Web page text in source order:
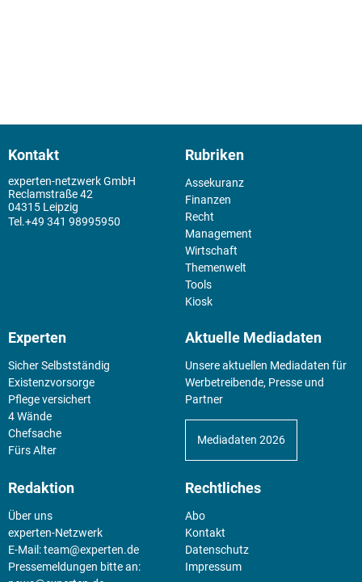
Kontakt
experten-netzwerk GmbH
Reclamstraße 42
04315 Leipzig
+49 341 98995950
Rubriken
Assekuranz
Finanzen
Recht
Management
Wirtschaft
Themenwelt
Tools
Kiosk
Experten
Sicher Selbstständig
Existenz­vorsorge
Pflege versichert
4 Wände
Chefsache
Fürs Alter
Aktuelle Mediadaten
Unsere aktuellen Mediadaten für
Werbetreibende, Presse und
Partner
Mediadaten 2026
Redaktion
Über uns
experten-Netzwerk
E-Mail:team@experten.de
Pressemeldungen bitte an:
Rechtliches
Abo
Kontakt
Datenschutz
Impressum